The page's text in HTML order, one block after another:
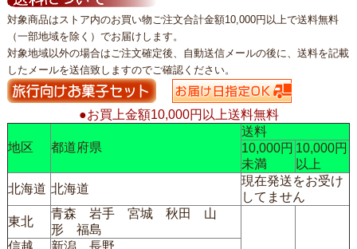
対象商品はストア内のお買い物ご注文合計金額10,000円以上で送料無料
（一部地域を除く）でお届けします。
対象地域以外の場合はご注文確定後、自動送信メールの後に、送料を記載
したメールを送信致しますのでご確認ください。
●お買上金額10,000円以上送料無料
地区 都道府県
送料
10,000円
未満
10,000円
以上
北海道 北海道
現在発送をお受け
してません
東北
青森 岩手 宮城 秋田 山
形 福島